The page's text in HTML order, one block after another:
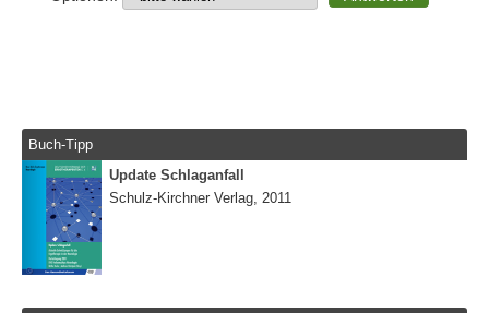
Buch-Tipp
Update Schlaganfall
Schulz-Kirchner Verlag, 2011